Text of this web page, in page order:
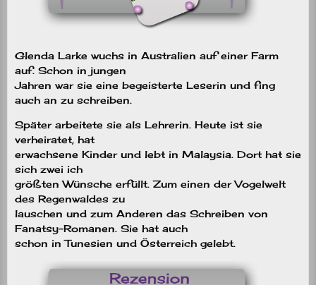
Glenda Larke wuchs in Australien auf einer Farm
auf. Schon in jungen
Jahren war sie eine begeisterte Leserin und fing
auch an zu schreiben.
Später arbeitete sie als Lehrerin. Heute ist sie
verheiratet, hat
erwachsene Kinder und lebt in Malaysia. Dort hat sie
sich zwei ich
größten Wünsche erfüllt. Zum einen der Vogelwelt
des Regenwaldes zu
lauschen und zum Anderen das Schreiben von
Fanatsy-Romanen. Sie hat auch
schon in Tunesien und Österreich gelebt.